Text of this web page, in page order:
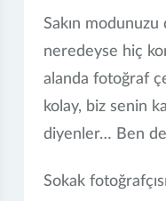
Sakın
neredeyse hiç
alanda fotoğraf
kolay, biz senin
diyenler… Ben
Sokak